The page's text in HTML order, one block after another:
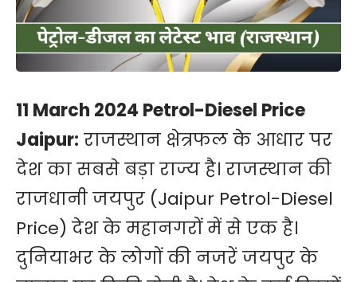
11 March 2024 Petrol-Diesel Price
Jaipur: राजस्थान क्षेत्रफल के आधार पर
देश का सबसे बड़ा राज्य है। राजस्थान की
राजधानी जयपुर (Jaipur Petrol-Diesel
Price) देश के महानगरों में से एक है।
दुनियाभर के लोगों की नजरें जयपुर के